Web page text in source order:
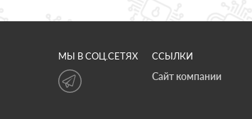
МЫ В СОЦ.СЕТЯХ ССЫЛКИ
Сайт компании